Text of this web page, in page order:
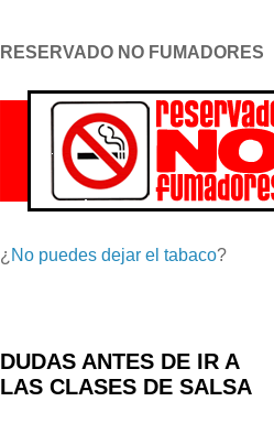
RESERVADO NO FUMADORES
¿ No puedes dejar el tabaco?
DUDAS ANTES DE IR A
LAS CLASES DE SALSA